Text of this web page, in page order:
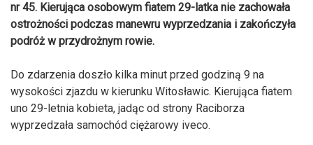
nr 45. Kierująca osobowym fiatem 29-latka nie zachowała
ostrożności podczas manewru wyprzedzania i zakończyła
podróż w przydrożnym rowie.
Do zdarzenia doszło kilka minut przed godziną 9 na
wysokości zjazdu w kierunku Witosławic. Kierująca fiatem
uno 29-letnia kobieta, jadąc od strony Raciborza
wyprzedzała samochód ciężarowy iveco.